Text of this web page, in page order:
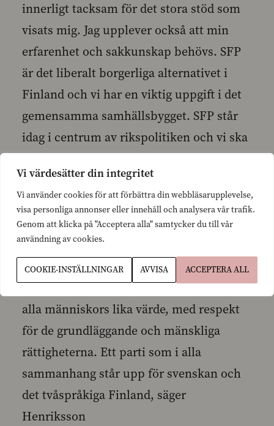
Vi värdesätter din integritet
Vi använder cookies för att förbättra din webbläsarupplevelse,
visa personliga annonser eller innehåll och analysera vår trafik.
Genom att klicka på "Acceptera alla" samtycker du till vår
användning av cookies.
COOKIE-INSTÄLLNINGAR AVVISA ACCEPTERA ALL
innerligt tacksam för det stora stöd som
visats mig. Jag upplever också att min
erfarenhet och sakkunskap behövs. SFP
är det liberalt borgerliga alternativet i
Finland och vi har en viktig uppgift i det
gemensamma samhällsbygget. SFP står
idag i centrum av rikspolitiken och vi ska
– Under min ledning kommer SFP i alla
lägen givetvis stå upp för sina
värderingar. Finland ska vara ett öppet,
internationellt inriktat land, som bygger
sin demokrati på rättsstatsprincipen och
alla människors lika värde, med respekt
för de grundläggande och mänskliga
rättigheterna. Ett parti som i alla
sammanhang står upp för svenskan och
det tvåspråkiga Finland, säger
Henriksson